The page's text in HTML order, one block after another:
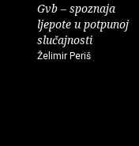
Gvb – spoznaja
ljepote u potpunoj
slučajnosti
Želimir Periš